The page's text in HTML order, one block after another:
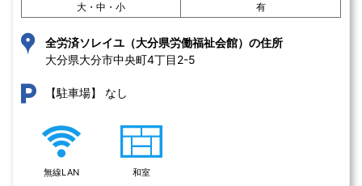
大・中・小
有
全労済ソレイユ（大分県労働福祉会館）の住所
大分県大分市中央町4丁目2-5
【駐車場】 なし
無線LAN 和室